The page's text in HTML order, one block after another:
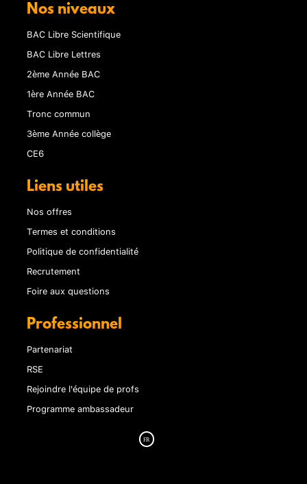
Nos niveaux
BAC Libre Scientifique
BAC Libre Lettres
2ème Année BAC
1ère Année BAC
Tronc commun
3ème Année collège
CE6
Liens utiles
Nos offres
Termes et conditions
Politique de confidentialité
Recrutement
Foire aux questions
Professionnel
Partenariat
RSE
Rejoindre l'équipe de profs
Programme ambassadeur